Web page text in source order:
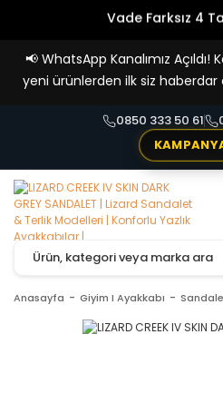
Vade Farksız 4
📢 WhatsApp Kanalımız
yeni ürünlerden ilk siz haberdar
0850 333 50 61
Anasayfa Giyim I Ayakkabı